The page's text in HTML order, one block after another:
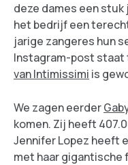
deze dames een stuk
het bedrijf een
jarige zangeres hun
Instagram-post staat
van Intimissimi is
We zagen eerder
komen. Zij heeft
Jennifer Lopez heeft
met haar gigantische